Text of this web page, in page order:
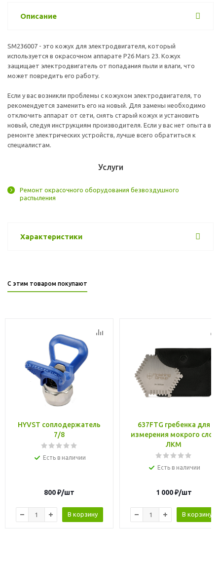
Описание
SM236007 - это кожух для электродвигателя, который
используется в окрасочном аппарате P26 Mars 23. Кожух
защищает электродвигатель от попадания пыли и влаги, что
может повредить его работу.
Если у вас возникли проблемы с кожухом электродвигателя, то
рекомендуется заменить его на новый. Для замены необходимо
отключить аппарат от сети, снять старый кожух и установить
новый, следуя инструкциям производителя. Если у вас нет опыта в
ремонте электрических устройств, лучше всего обратиться к
специалистам.
Услуги
Ремонт окрасочного оборудования безвоздушного
распыления
Характеристики
С этим товаром покупают
HYVST соплодержатель
7/8
Есть в наличии
800₽/шт
В корзину
637FTG гребенка для
измерения мокрого слоя
ЛКМ
Есть в наличии
1 000₽/шт
В корзину